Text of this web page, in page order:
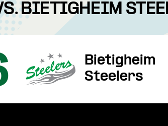
BIETIGHEIM
Bietigheim
Steelers